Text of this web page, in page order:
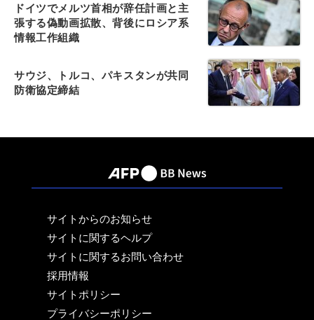
ドイツでメルツ首相が辞任計画と主
張する偽動画拡散、背後にロシア系
情報工作組織
サウジ、トルコ、パキスタンが共同
防衛協定締結
サイトからのお知らせ
サイトに関するヘルプ
サイトに関するお問い合わせ
採用情報
サイトポリシー
プライバシーポリシー